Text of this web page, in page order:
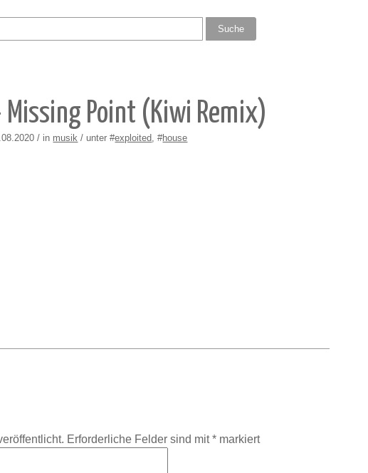
Missing Point (Kiwi Remix)
/ in musik / unter #exploited, #house
Erforderliche Felder sind mit*markiert